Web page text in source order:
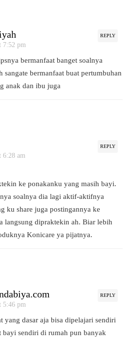
REPLY
7:52 pm
bermanfaat banget soalnya
sangate bermanfaat buat pertumbuhan
anak dan ibu juga
REPLY
6:28 am
ke ponakanku yang masih bayi.
soalnya dia lagi aktif-aktifnya
ku share juga postingannya ke
langsung dipraktekin ah. Biar lebih
Konicare ya pijatnya.
REPLY
5:46 pm
yang dasar aja bisa dipelajari sendiri
bayi sendiri di rumah pun banyak